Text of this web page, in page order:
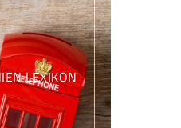
LEXIKON